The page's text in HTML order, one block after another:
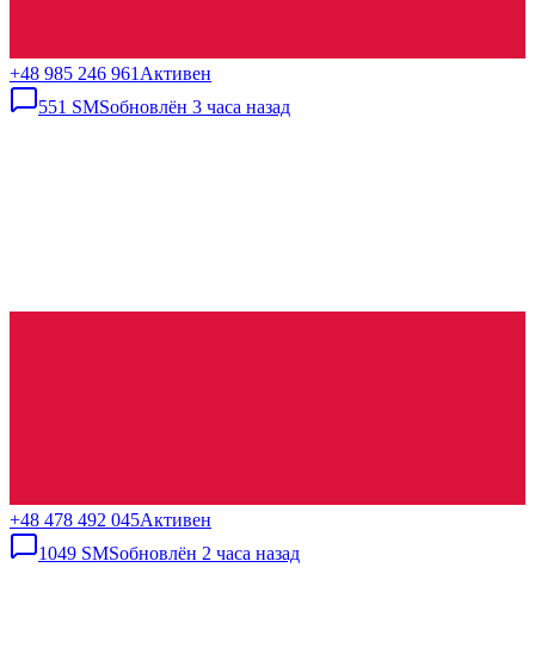
+48 985 246 961 Активен
551 SMSобновлён 3 часа назад
+48 478 492 045Активен
1049 SMSобновлён 2 часа назад